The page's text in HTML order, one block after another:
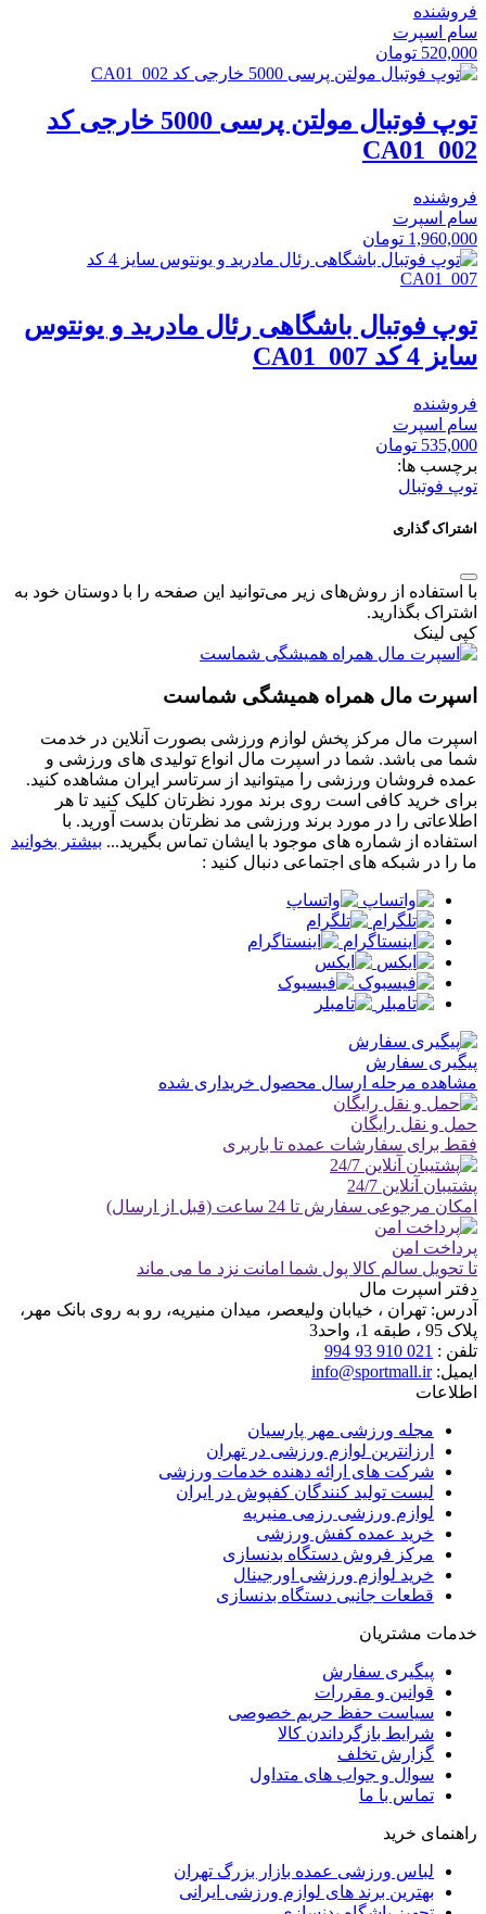
فروشنده
سام اسپرت
520,000 تومان
توپ فوتبال مولتن پرسی 5000 خارجی کد
CA01_002
فروشنده
سام اسپرت
1,960,000 تومان
توپ فوتبال باشگاهی رئال مادرید و یونتوس
سایز 4 کد CA01_007
فروشنده
سام اسپرت
535,000 تومان
برچسب ها:
توپ فوتبال
اشتراک گذاری
با استفاده از روش‌های زیر می‌توانید این صفحه را با دوستان خود به
اشتراک بگذارید.
کپی لینک
اسپرت مال همراه همیشگی شماست
اسپرت مال مرکز پخش لوازم ورزشی بصورت آنلاین در خدمت
شما می باشد. شما در اسپرت مال انواع تولیدی های ورزشی و
عمده فروشان ورزشی را میتوانید از سرتاسر ایران مشاهده کنید.
برای خرید کافی است روی برند مورد نظرتان کلیک کنید تا هر
اطلاعاتی را در مورد برند ورزشی مد نظرتان بدست آورید. با
استفاده از شماره های موجود با ایشان تماس بگیرید... بیشتر بخوانید
ما را در شبکه های اجتماعی دنبال کنید :
پیگیری سفارش
مشاهده مرحله ارسال محصول خریداری شده
حمل و نقل رایگان
فقط برای سفارشات عمده تا باربری
پشتیبان آنلاین 24/7
امکان مرجوعی سفارش تا 24 ساعت (قبل از ارسال)
پرداخت امن
تا تحویل سالم کالا پول شما امانت نزد ما می ماند
دفتر اسپرت مال
آدرس: تهران ، خیابان ولیعصر، میدان منیریه، رو به روی بانک مهر،
پلاک 95 ، طبقه 1، واحد3
تلفن : 021 910 93 994
ایمیل:info@sportmall.ir
اطلاعات
مجله ورزشی مهر پارسیان
ارزانترین لوازم ورزشی در تهران
شرکت های ارائه دهنده خدمات ورزشی
لیست تولید کنندگان کفپوش در ایران
لوازم ورزشی رزمی منیریه
خرید عمده کفش ورزشی
مرکز فروش دستگاه بدنسازی
خرید لوازم ورزشی اورجینال
قطعات جانبی دستگاه بدنسازی
خدمات مشتریان
پیگیری سفارش
قوانین و مقررات
سیاست حفظ حریم خصوصی
شرایط بازگرداندن کالا
گزارش تخلف
سوال و جواب های متداول
تماس با ما
راهنمای خرید
لباس ورزشی عمده بازار بزرگ تهران
بهترین برند های لوازم ورزشی ایرانی